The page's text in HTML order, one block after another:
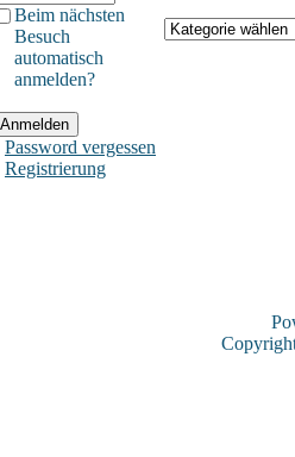
Beim nächsten
Besuch
automatisch
anmelden?
Password vergessen
Registrierung